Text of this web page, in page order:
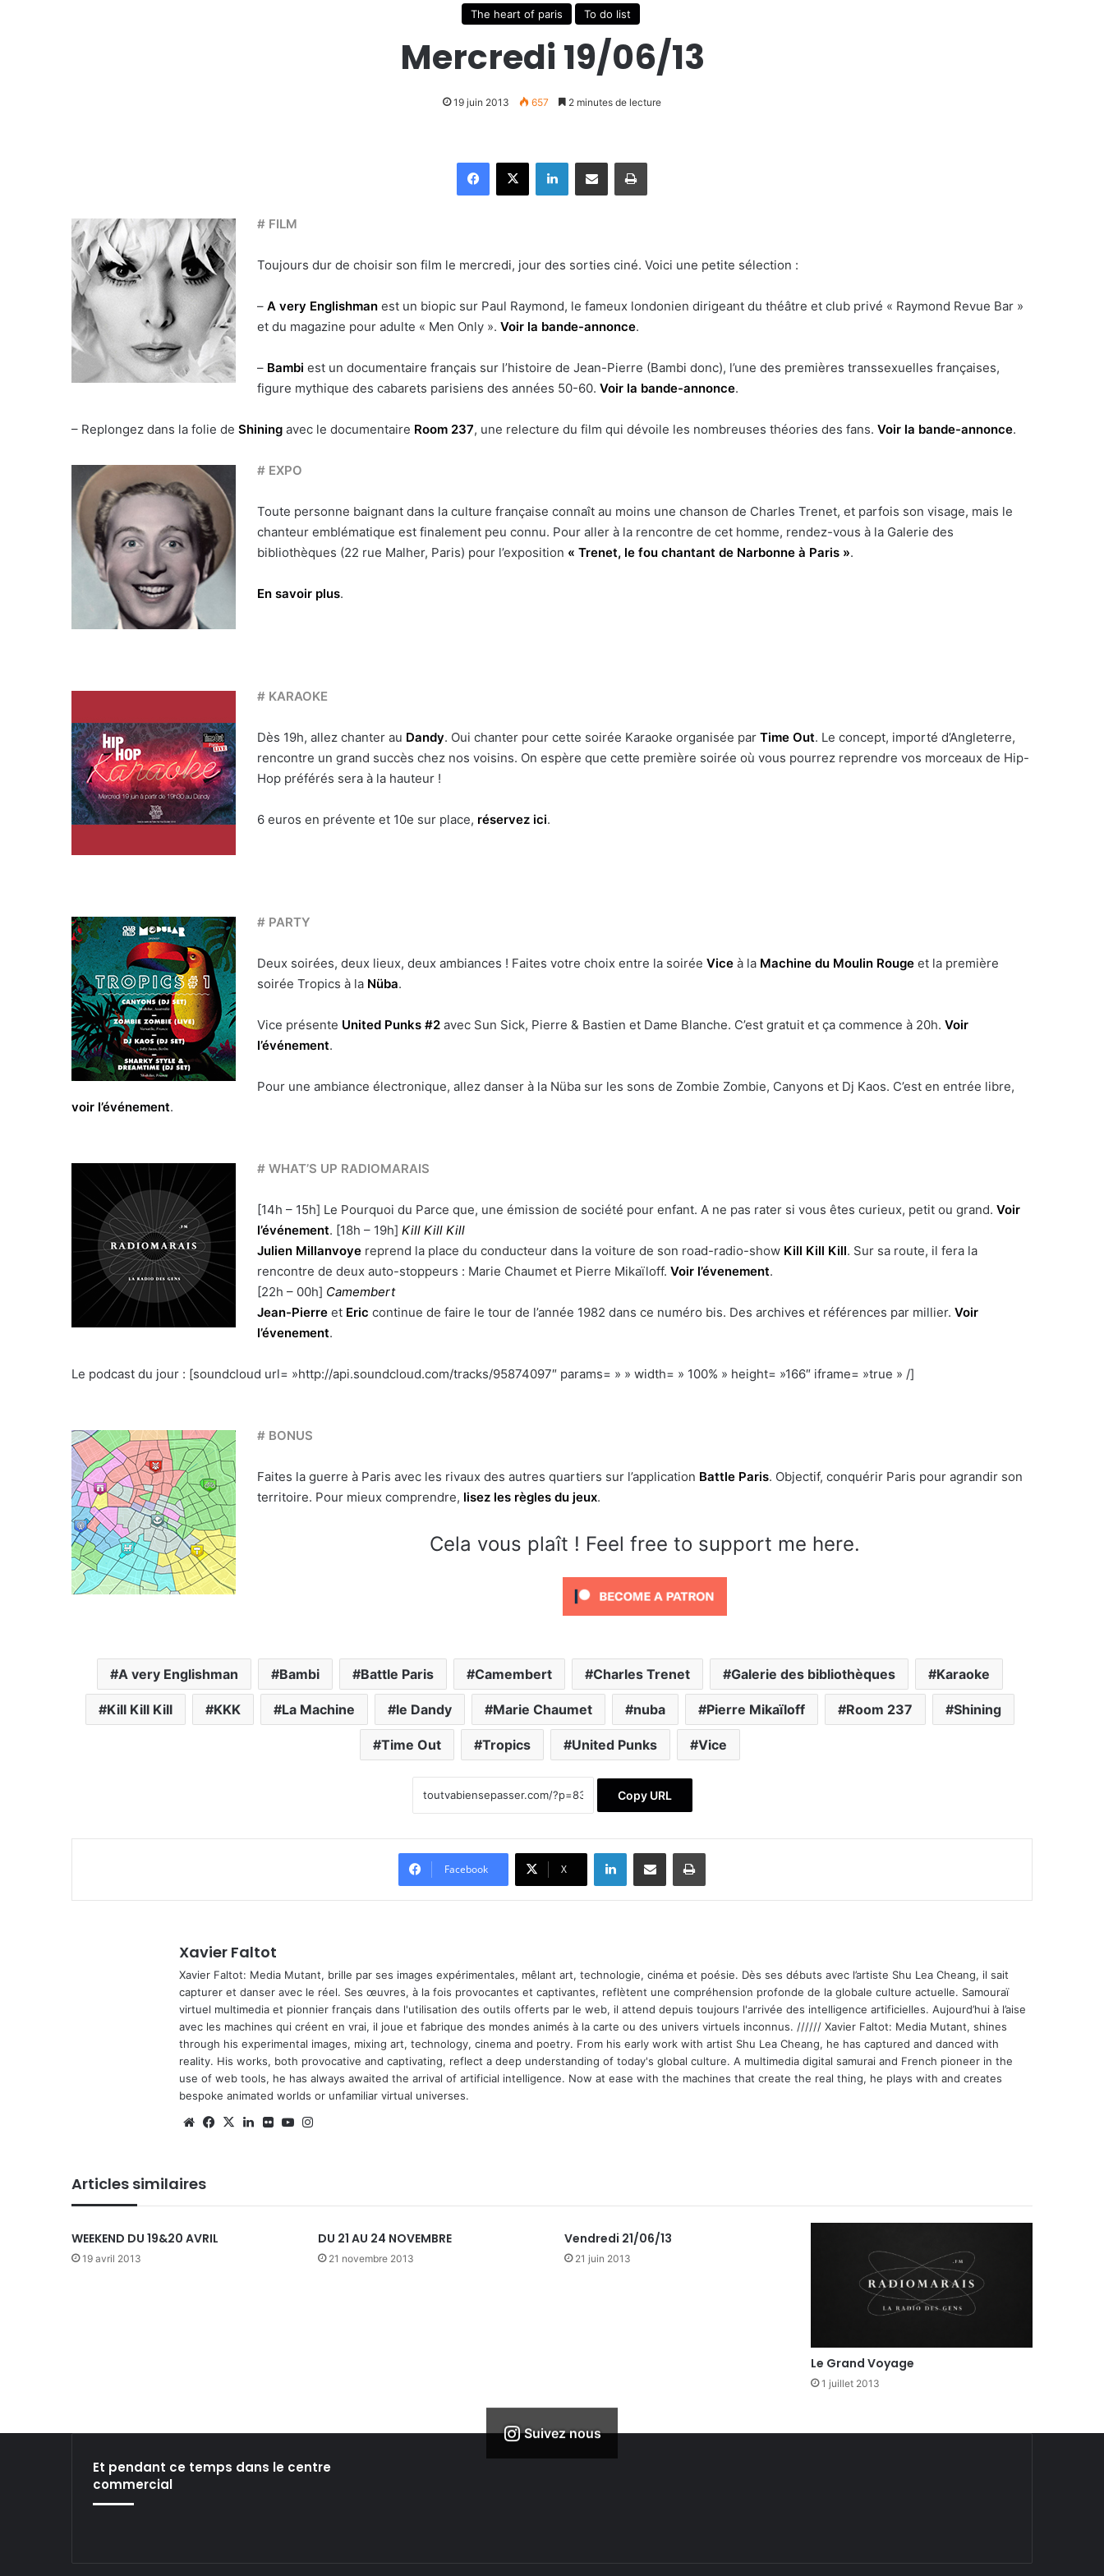
The heart of paris To do list
Mercredi 19/06/13
19 juin 2013 657 2 minutes de lecture
# FILM
Toujours dur de choisir son film le mercredi, jour des sorties ciné. Voici une petite sélection :
–A very Englishman est un biopic sur Paul Raymond, le fameux londonien dirigeant du théâtre et club privé « Raymond Revue Bar »
et du magazine pour adulte « Men Only ».Voir la bande-annonce.
– Bambi est un documentaire français sur l’histoire de Jean-Pierre (Bambi donc), l’une des premières transsexuelles françaises,
figure mythique des cabarets parisiens des années 50-60.Voir la bande-annonce.
– Replongez dans la folie de Shining avec le documentaire Room 237, une relecture du film qui dévoile les nombreuses théories des fans. Voir la bande-annonce.
# EXPO
Toute personne baignant dans la culture française connaît au moins une chanson de Charles Trenet, et parfois son visage, mais le
chanteur emblématique est finalement peu connu. Pour aller à la rencontre de cet homme, rendez-vous à la Galerie des
bibliothèques (22 rue Malher, Paris) pour l’exposition « Trenet, le fou chantant de Narbonne à Paris ».
En savoir plus.
# KARAOKE
Dès 19h, allez chanter au Dandy. Oui chanter pour cette soirée Karaoke organisée parTime Out. Le concept, importé d’Angleterre,
rencontre un grand succès chez nos voisins. On espère que cette première soirée où vous pourrez reprendre vos morceaux de Hip-
Hop préférés sera à la hauteur !
6 euros en prévente et 10e sur place, réservez ici.
# PARTY
Deux soirées, deux lieux, deux ambiances ! Faites votre choix entre la soiréeVice à la Machine du Moulin Rouge et la première
soirée Tropics à la Nüba.
Vice présente United Punks #2 avec Sun Sick, Pierre & Bastien et Dame Blanche. C’est gratuit et ça commence à 20h.Voir
l’événement.
Pour une ambiance électronique, allez danser à la Nüba sur les sons de Zombie Zombie, Canyons et Dj Kaos. C’est en entrée libre,
voir l’événement.
# WHAT’S UP RADIOMARAIS
[14h – 15h] Le Pourquoi du Parce que, une émission de société pour enfant. A ne pas rater si vous êtes curieux, petit ou grand.Voir
l’événement. [18h – 19h] Kill Kill Kill
Julien Millanvoye reprend la place du conducteur dans la voiture de son road-radio-show Kill Kill Kill. Sur sa route, il fera la
rencontre de deux auto-stoppeurs : Marie Chaumet et Pierre Mikaïloff.Voir l’évenement.
[22h – 00h] Camembert
Jean-Pierre et Eric continue de faire le tour de l’année 1982 dans ce numéro bis. Des archives et références par millier.Voir
l’évenement.
Le podcast du jour : [soundcloud url= »http://api.soundcloud.com/tracks/95874097″ params= » » width= » 100% » height= »166″ iframe= »true » /]
# BONUS
Faites la guerre à Paris avec les rivaux des autres quartiers sur l’application Battle Paris. Objectif, conquérir Paris pour agrandir son
territoire. Pour mieux comprendre, lisez les règles du jeux.
Cela vous plaît ! Feel free to support me here.
A very Englishman Bambi Battle Paris Camembert Charles Trenet Galerie des bibliothèques Karaoke
Kill Kill Kill KKK La Machine le Dandy Marie Chaumet nuba Pierre Mikaïloff Room 237 Shining
Time Out Tropics United Punks Vice
Copy URL
Facebook X
Xavier Faltot
Xavier Faltot: Media Mutant, brille par ses images expérimentales, mêlant art, technologie, cinéma et poésie. Dès ses débuts avec l’artiste Shu Lea Cheang, il sait
capturer et danser avec le réel. Ses œuvres, à la fois provocantes et captivantes, reflètent une compréhension profonde de la globale culture actuelle. Samouraï
virtuel multimedia et pionnier français dans l'utilisation des outils offerts par le web, il attend depuis toujours l'arrivée des intelligence artificielles. Aujourd’hui à l’aise
avec les machines qui créent en vrai, il joue et fabrique des mondes animés à la carte ou des univers virtuels inconnus. ////// Xavier Faltot: Media Mutant, shines
through his experimental images, mixing art, technology, cinema and poetry. From his early work with artist Shu Lea Cheang, he has captured and danced with
reality. His works, both provocative and captivating, reflect a deep understanding of today's global culture. A multimedia digital samurai and French pioneer in the
use of web tools, he has always awaited the arrival of artificial intelligence. Now at ease with the machines that create the real thing, he plays with and creates
bespoke animated worlds or unfamiliar virtual universes.
We Fa
X
Lin Fli Yo
Articles similaires
WEEKEND DU 19&20 AVRIL
19 avril 2013
DU 21 AU 24 NOVEMBRE
21 novembre 2013
Vendredi 21/06/13
21 juin 2013
Le Grand Voyage
1 juillet 2013
Suivez nous
Et pendant ce temps dans le centre
commercial